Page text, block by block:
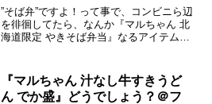
”そば弁”ですよ！って事で、コンビニら辺
を徘徊してたら、なんか『マルちゃん 北
海道限定 やきそば弁当』なるアイテムを
ば、この”やきそば弁当”1択でして、圧倒
的なシェアを...
『マルちゃん 汁なし牛すきうど
ん でか盛』どうでしょう？＠フ